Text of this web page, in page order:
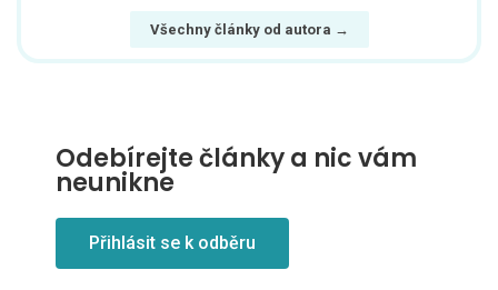
Všechny články od autora →
Odebírejte články a nic vám
neunikne
Přihlásit se k odběru